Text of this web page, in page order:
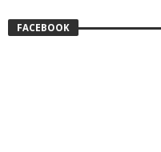
FACEBOOK